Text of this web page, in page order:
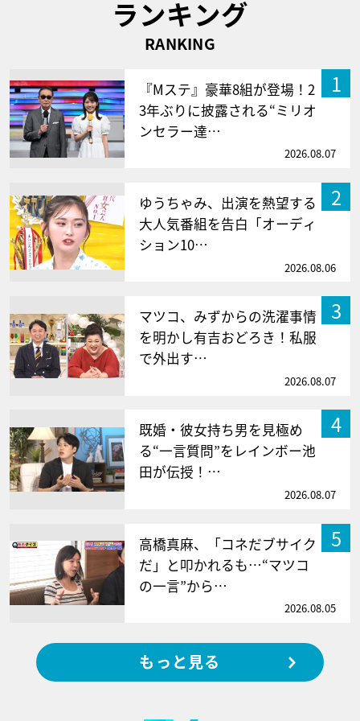
ランキング
RANKING
1
『Mステ』豪華8組が登場！2
3年ぶりに披露される“ミリオ
ンセラー達…
2026.08.07
2
ゆうちゃみ、出演を熱望する
大人気番組を告白「オーディ
ション10…
2026.08.06
3
マツコ、みずからの洗濯事情
を明かし有吉おどろき！私服
で外出す…
2026.08.07
4
既婚・彼女持ち男を見極め
る“一言質問”をレインボー池
田が伝授！…
2026.08.07
5
高橋真麻、「コネだブサイク
だ」と叩かれるも…“マツコ
の一言”から…
2026.08.05
もっと見る